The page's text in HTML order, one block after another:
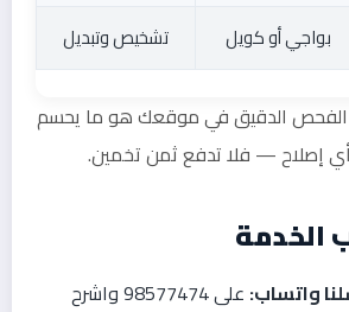
بواجي أو كويل تشخيص وتبديل
الفحص الدقيق في موقعك هو ما يحسم
إصلاح — فلا تدفع ثمن تخمين.
الخدمة
واتساب: على 98577474 واشرح